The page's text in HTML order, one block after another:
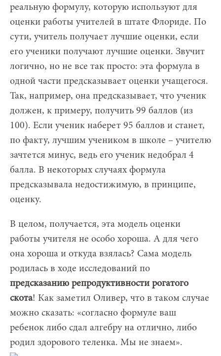
реальную формулу, которую используют для
оценки работы учителей в штате Флориде. По
сути, учитель получает лучшие оценки, если
его ученики получают лучшие оценки. Звучит
логично, но не все так просто: эта формула в
одной части предсказывает оценки учащегося.
Так, например, она предсказывает, что ученик
должен, к примеру, получить 99 баллов (из
100). Если ученик наберет 95 баллов и станет,
по факту, лучшим учеником в школе – учителю
зачтется минус, ведь его ученик недобрал 4
балла. В некоторых случаях формула
предсказывала недостижимую, в принципе,
оценку.
В целом, получается, эта модель оценки
работы учителя не особо хороша. А для чего
она хороша и откуда взялась? Сама модель
родилась в ходе исследований по
предсказанию репродуктивности рогатого
скота! Как заметил Оливер, что в таком случае
можно сказать: «согласно формуле ваш
ребенок либо сдал алгебру на отлично, либо
родил здорового теленка. Мы не знаем».